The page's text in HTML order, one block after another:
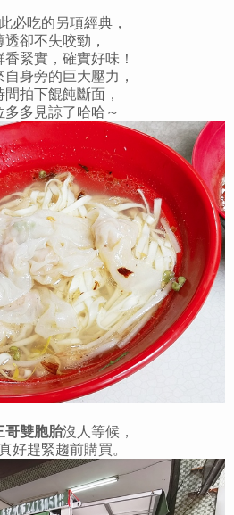
必吃的另項經典，
透卻不失咬勁，
緊實，確實好味！
身旁的巨大壓力，
拍下餛飩斷面，
多多見諒了哈哈～
哥雙胞胎沒人等候，
好趕緊趨前購買。